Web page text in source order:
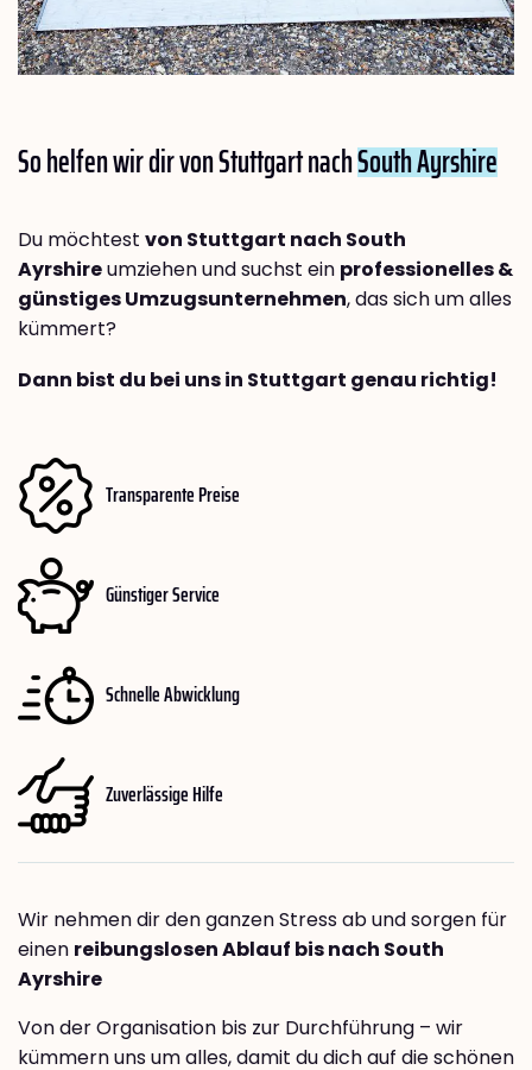
So helfen wir dir von Stuttgart nachSouth Ayrshire
Du möchtest von Stuttgart nach South
Ayrshireumziehen und suchst ein professionelles &
günstiges Umzugsunternehmen, das sich um alles
kümmert?
Dann bist du bei uns in Stuttgart genau richtig!
Transparente Preise
Günstiger Service
Schnelle Abwicklung
Zuverlässige Hilfe
Wir nehmen dir den ganzen Stress ab und sorgen für
einen reibungslosen Ablauf bis nach South
Ayrshire
Von der Organisation bis zur Durchführung – wir
kümmern uns um alles, damit du dich auf die schönen